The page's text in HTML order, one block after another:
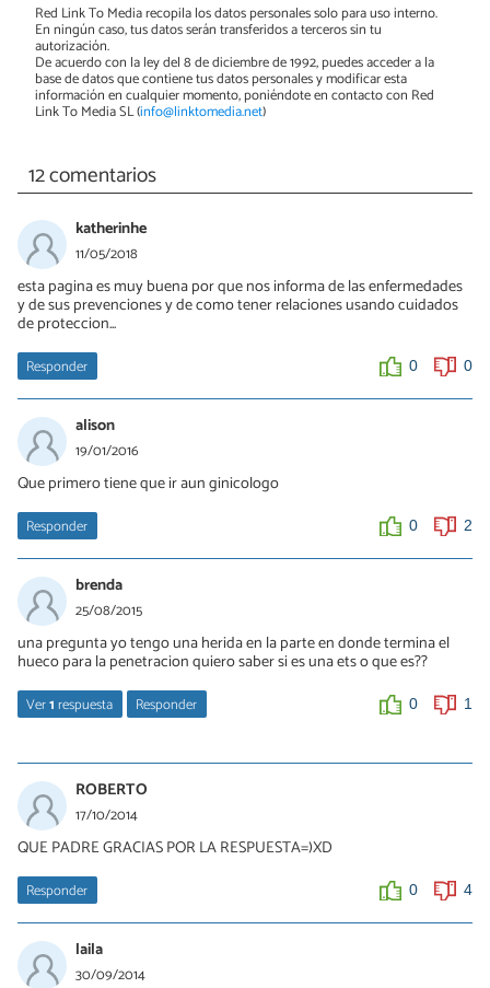
Red Link To Media recopila los datos personales solo para uso interno.
En ningún caso, tus datos serán transferidos a terceros sin tu
autorización.
De acuerdo con la ley del 8 de diciembre de 1992, puedes acceder a la
base de datos que contiene tus datos personales y modificar esta
información en cualquier momento, poniéndote en contacto con Red
Link To Media SL (info@linktomedia.net)
12 comentarios
katherinhe
11/05/2018
esta pagina es muy buena por que nos informa de las enfermedades
y de sus prevenciones y de como tener relaciones usando cuidados
de proteccion...
Responder 0 0
alison
19/01/2016
Que primero tiene que ir aun ginicologo
Responder 0 2
brenda
25/08/2015
una pregunta yo tengo una herida en la parte en donde termina el
hueco para la penetracion quiero saber si es una ets o que es??
Ver1respuesta Responder 0 1
25/08/2015
Hola, para saber lo que tienes deberás visitar a tu ginecólogo.
Saludos
ROBERTO
17/10/2014
QUE PADRE GRACIAS POR LA RESPUESTA=)XD
Responder 0 4
laila
30/09/2014